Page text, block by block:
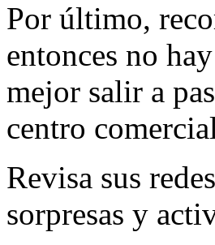
Por último,
entonces no
mejor salir a
centro
Revisa sus
sorpresas y